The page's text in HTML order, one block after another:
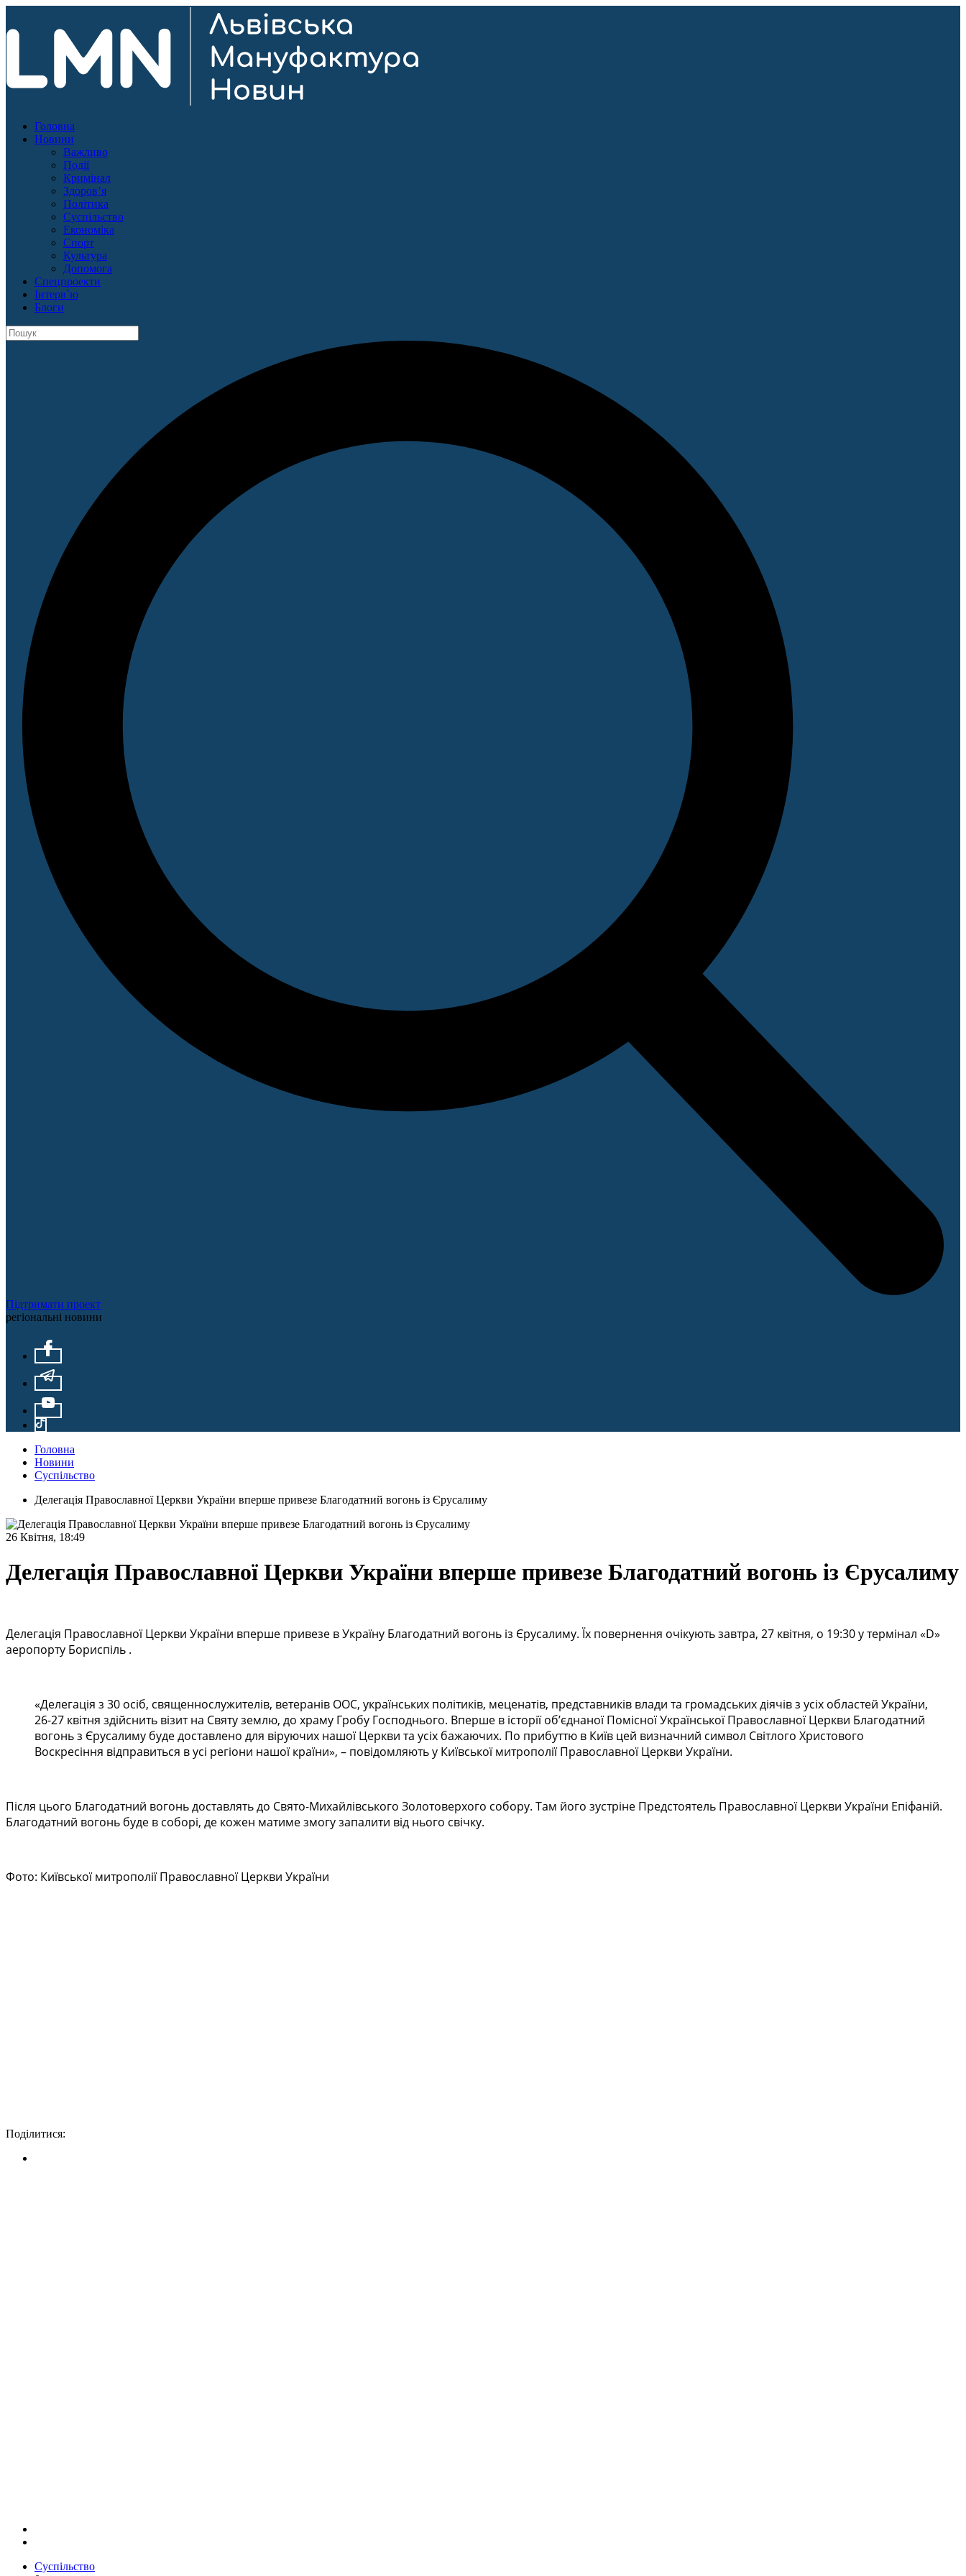
Головна
Новини
Важливо
Події
Кримінал
Здоров’я
Політика
Суспільство
Економіка
Спорт
Культура
Допомога
Спецпроекти
Інтерв`ю
Блоги
Підтримати проект
регіональні новини
Головна
Новини
Суспільство
Делегація Православної Церкви України вперше привезе Благодатний вогонь із Єрусалиму
26 Квітня, 18:49
Делегація Православної Церкви України вперше привезе Благодатний вогонь із Єрусалиму
Делегація Православної Церкви України вперше привезе в Україну Благодатний вогонь із Єрусалиму. Їх повернення очікують завтра, 27 квітня, о 19:30 у термінал «D»
аеропорту Бориспіль .
«Делегація з 30 осіб, священнослужителів, ветеранів ООС, українських політиків, меценатів, представників влади та громадських діячів з усіх областей України,
26-27 квітня здійснить візит на Святу землю, до храму Гробу Господнього. Вперше в історії об’єднаної Помісної Української Православної Церкви Благодатний
вогонь з Єрусалиму буде доставлено для віруючих нашої Церкви та усіх бажаючих. По прибуттю в Київ цей визначний символ Світлого Христового
Воскресіння відправиться в усі регіони нашої країни», – повідомляють у Київської митрополії Православної Церкви України.
Після цього Благодатний вогонь доставлять до Свято-Михайлівського Золотоверхого собору. Там його зустріне Предстоятель Православної Церкви України Епіфаній.
Благодатний вогонь буде в соборі, де кожен матиме змогу запалити від нього свічку.
Фото: Київської митрополії Православної Церкви України
Поділитися:
Суспільство